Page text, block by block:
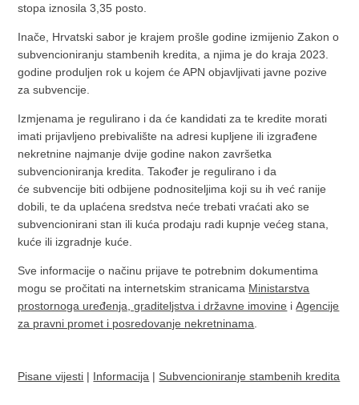
stopa iznosila 3,35 posto.
Inače, Hrvatski sabor je krajem prošle godine izmijenio Zakon o
subvencioniranju stambenih kredita, a njima je do kraja 2023.
godine produljen rok u kojem će APN objavljivati javne pozive
za subvencije.
Izmjenama je regulirano i da će kandidati za te kredite morati
imati prijavljeno prebivalište na adresi kupljene ili izgrađene
nekretnine najmanje dvije godine nakon završetka
subvencioniranja kredita. Također je regulirano i da
će subvencije biti odbijene podnositeljima koji su ih već ranije
dobili, te da uplaćena sredstva neće trebati vraćati ako se
subvencionirani stan ili kuća prodaju radi kupnje većeg stana,
kuće ili izgradnje kuće.
Sve informacije o načinu prijave te potrebnim dokumentima
mogu se pročitati na internetskim stranicama Ministarstva
prostornoga uređenja, graditeljstva i državne imovine iAgencije
za pravni promet i posredovanje nekretninama
Pisane vijesti | Informacija | Subvencioniranje stambenih kredita